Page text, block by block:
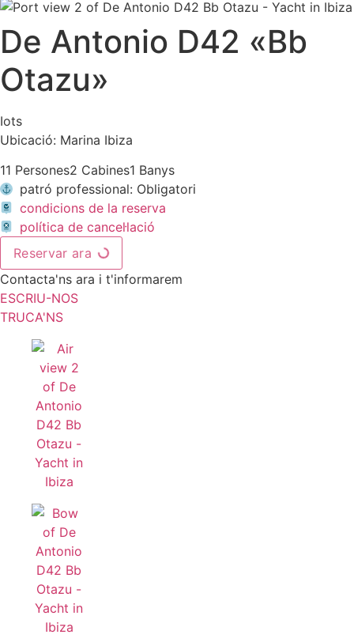
De Antonio D42 «Bb
Otazu»
Iots
Ubicació: Marina Ibiza
11 Persones2 Cabines1 Banys
patró professional: Obligatori
condicions de la reserva
política de cancel·lació
Reservar ara
Contacta'ns ara i t'informarem
ESCRIU-NOS
TRUCA'NS